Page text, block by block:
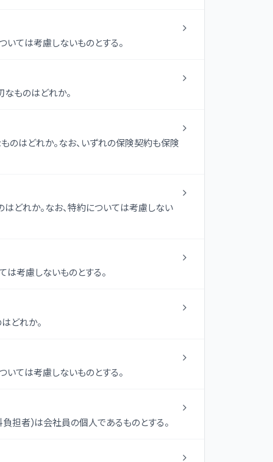
ては考慮しないものとする。
ものはどれか。
はどれか。なお、いずれの保険契約も保険
どれか。なお、特約については考慮しない
考慮しないものとする。
どれか。
ては考慮しないものとする。
担者)は会社員の個人であるものとする。